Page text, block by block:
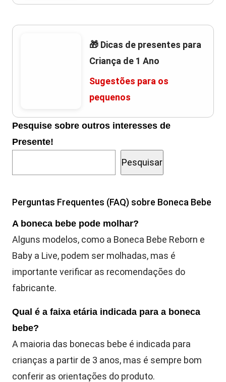
🎁 Dicas de presentes para
Criança de 1 Ano
Sugestões para os
pequenos
Pesquise sobre outros interesses de
Presente!
Pesquisar
Perguntas Frequentes (FAQ) sobre Boneca Bebe
A boneca bebe pode molhar?
Alguns modelos, como a Boneca Bebe Reborn e
Baby a Live, podem ser molhadas, mas é
importante verificar as recomendações do
fabricante.
Qual é a faixa etária indicada para a boneca
bebe?
A maioria das bonecas bebe é indicada para
crianças a partir de 3 anos, mas é sempre bom
conferir as orientações do produto.